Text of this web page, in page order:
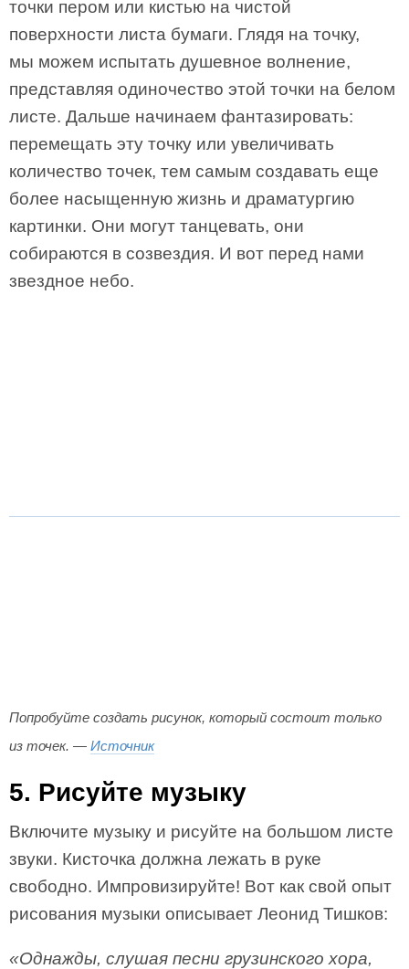
точки пером или кистью на чистой
поверхности листа бумаги. Глядя на точку,
мы можем испытать душевное волнение,
представляя одиночество этой точки на белом
листе. Дальше начинаем фантазировать:
перемещать эту точку или увеличивать
количество точек, тем самым создавать еще
более насыщенную жизнь и драматургию
картинки. Они могут танцевать, они
собираются в созвездия. И вот перед нами
звездное небо.
Попробуйте создать рисунок, который состоит только
из точек. — Источник
5. Рисуйте музыку
Включите музыку и рисуйте на большом листе
звуки. Кисточка должна лежать в руке
свободно. Импровизируйте! Вот как свой опыт
рисования музыки описывает Леонид Тишков:
«Однажды, слушая песни грузинского хора,